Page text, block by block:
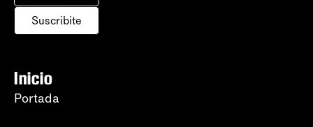
Suscribite
Inicio
Portada